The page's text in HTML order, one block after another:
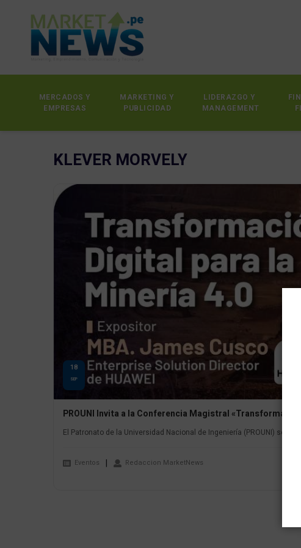
MERCADOS Y
EMPRESAS
MARKETING Y
PUBLICIDAD
LIDERAZGO Y
MANAGEMENT
KLEVER MORVELY
18
SEP
PROUNI Invita a la Conferencia Magistral
El Patronato de la Universidad Nacional de Ingeniería (PROUNI) se
Eventos Redaccion MarketNews